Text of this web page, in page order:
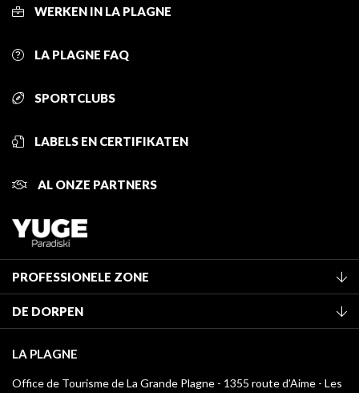
WERKEN IN LA PLAGNE
LA PLAGNE FAQ
SPORTCLUBS
LABELS EN CERTIFIKATEN
AL ONZE PARTNERS
PROFESSIONELE ZONE
Classificatie van de gemeubileerde accommodaties
Verblijfstaks
Mediatheek
DE DORPEN
Montchavin - Les Coches
Champagny-en-Vanoise
LA PLAGNE
Office de Tourisme de La Grande Plagne - 1355 route d’Aime - Les